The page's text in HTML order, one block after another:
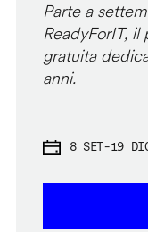
Parte a
ReadyForIT,
gratuita
anni.
8 SET-19